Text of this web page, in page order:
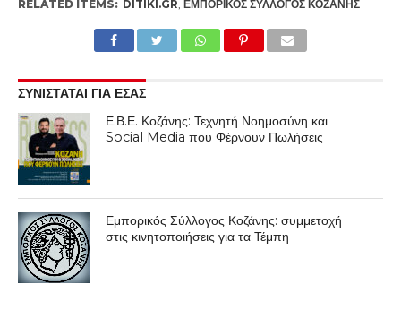
RELATED ITEMS: DITIKI.GR, ΕΜΠΟΡΙΚΌΣ ΣΎΛΛΟΓΟΣ ΚΟΖΆΝΗΣ
ΣΥΝΙΣΤΑΤΑΙ ΓΙΑ ΕΣΑΣ
Ε.Β.Ε. Κοζάνης: Τεχνητή Νοημοσύνη και
Social Media που Φέρνουν Πωλήσεις
Εμπορικός Σύλλογος Κοζάνης: συμμετοχή
στις κινητοποιήσεις για τα Τέμπη